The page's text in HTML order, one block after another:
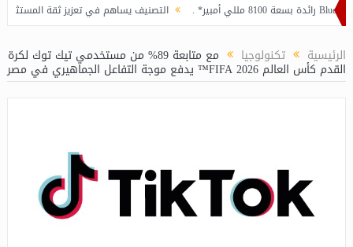
التصنيف يساهم في تعزيز ثقة المستثمرين وخلق
الرئيسية تكنولوجيا مع متابعة 89% من مستخدمي تيك توك لكرة
القدم كأس العالم FIFA 2026™ يدفع موجة التفاعل الجماهيري في مصر